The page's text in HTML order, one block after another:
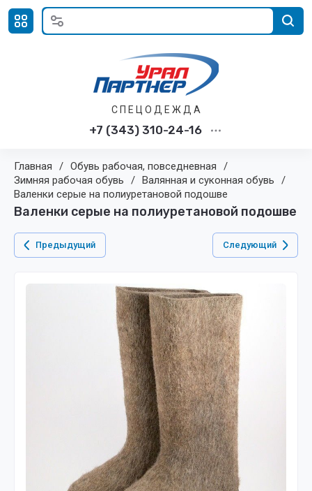
С П Е Ц О Д Е Ж Д А
+7 (343) 310-24-16
Главная / Обувь рабочая, повседневная
/
Зимняя рабочая обувь
/ Валянная и суконная обувь
/
Валенки серые на полиуретановой подошве
Валенки серые на полиуретановой подошве
Предыдущий Следующий